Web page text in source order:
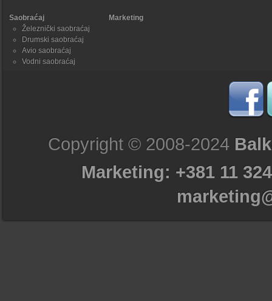
Saobraćaj
Železnički saobraćaj
Drumski saobraćaj
Avio saobraćaj
Vodni saobraćaj
Marketing
Copyright © 2008-2024
Marketing: +381 11